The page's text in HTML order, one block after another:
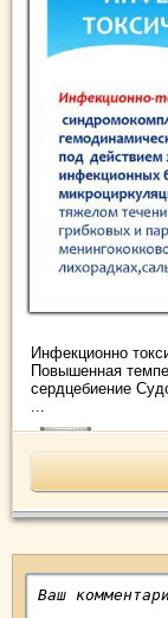
Инфекционно
Повышенная
сердцебиение